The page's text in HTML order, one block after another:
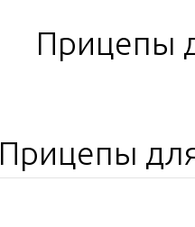
Прицепы
Прицепы